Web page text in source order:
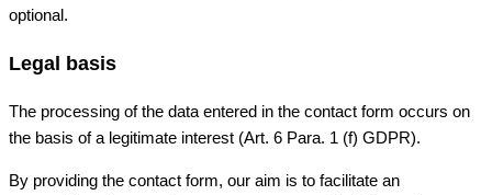
optional.
Legal basis
The processing of the data entered in the contact form occurs on
the basis of a legitimate interest (Art. 6 Para. 1 (f) GDPR).
By providing the contact form, our aim is to facilitate an